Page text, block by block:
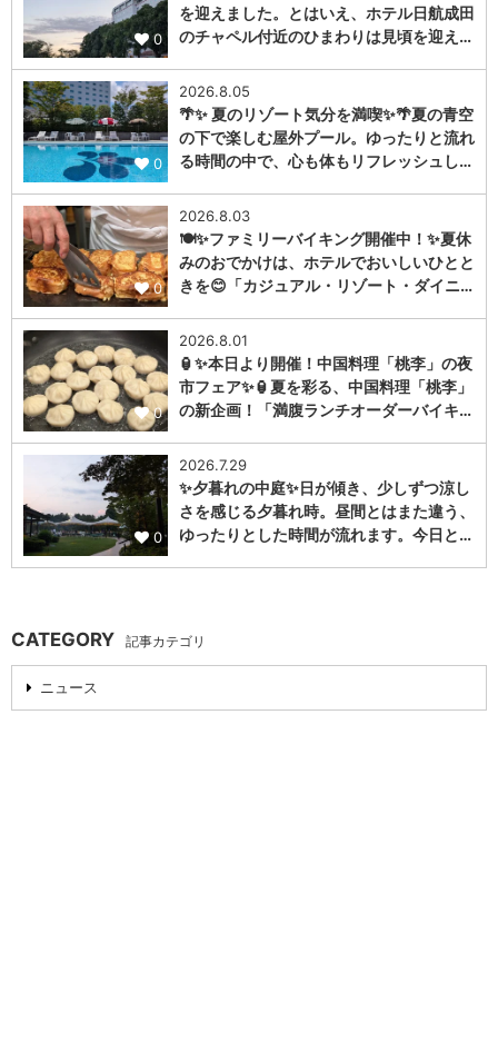
0
を迎えました。とはいえ、ホテル日航成田
のチャペル付近のひまわりは見頃を迎え…
0
2026.8.05
🌴✨ 夏のリゾート気分を満喫✨🌴夏の青空
の下で楽しむ屋外プール。ゆったりと流れ
る時間の中で、心も体もリフレッシュし…
0
2026.8.03
🍽️✨ファミリーバイキング開催中！✨夏休
みのおでかけは、ホテルでおいしいひとと
きを😊「カジュアル・リゾート・ダイニ…
0
2026.8.01
🏮✨本日より開催！中国料理「桃李」の夜
市フェア✨🏮夏を彩る、中国料理「桃李」
の新企画！「満腹ランチオーダーバイキ…
0
2026.7.29
✨夕暮れの中庭✨日が傾き、少しずつ涼し
さを感じる夕暮れ時。昼間とはまた違う、
ゆったりとした時間が流れます。今日と…
CATEGORY 記事カテゴリ
ニュース